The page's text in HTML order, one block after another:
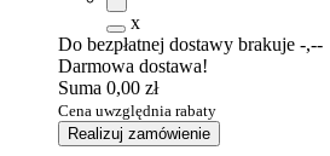
x
Do bezpłatnej dostawy brakuje -,--
Darmowa dostawa!
Suma 0,00 zł
Cena uwzględnia rabaty
Realizuj zamówienie